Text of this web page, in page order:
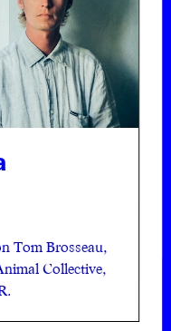
Tom Brosseau,
Collective,